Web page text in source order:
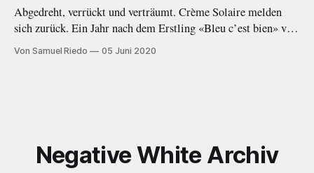
Abgedreht, verrückt und verträumt. Crème Solaire melden
sich zurück. Ein Jahr nach dem Erstling «Bleu c’est bien» von
2019 folgt nun mit der EP «Bébé?» ein wort- und
Von Samuel Riedo 05 Juni 2020
Negative White Archiv